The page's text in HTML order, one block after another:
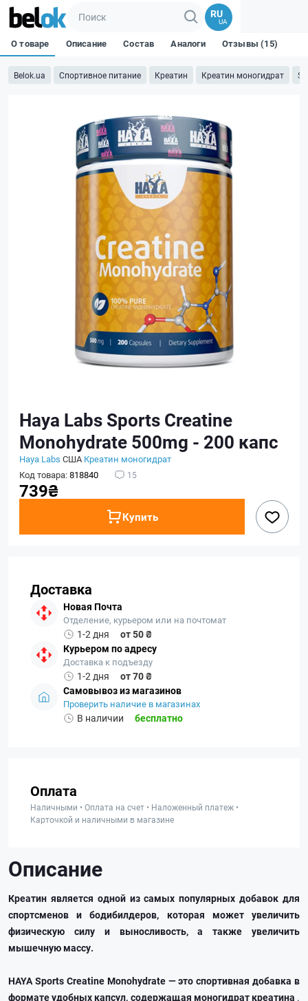
RU
UA
Belok.ua Спортивное питание Креатин Креатин моногидрат
О товаре Описание Состав Аналоги Отзывы (15)
Haya Labs Sports Creatine
Monohydrate 500mg - 200 капс
Haya Labs США Креатин моногидрат
Код товара:818840 15
739₴
Купить
Доставка
Новая Почта
Отделение, курьером или на почтомат
1-2 дня
от 50 ₴
Курьером по адресу
Доставка к подъезду
1-2 дня
от 70 ₴
Самовывоз из магазинов
Проверить наличие в магазинах
В наличии бесплатно
Оплата
Наличными • Оплата на счет • Наложенный платеж •
Карточкой и наличными в магазине
Описание
Креатин является одной из самых популярных добавок для
спортсменов и бодибилдеров, которая может увеличить
физическую силу и выносливость, а также увеличить
мышечную массу.
HAYA Sports Creatine Monohydrate — это спортивная добавка в
формате удобных капсул, содержащая моногидрат креатина .